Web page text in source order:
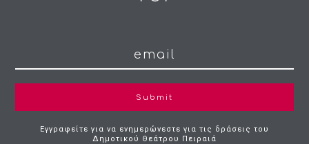
Submit
Εγγραφείτε για να ενημερώνεστε για τις δράσεις του
Δημοτικού Θεάτρου Πειραιά